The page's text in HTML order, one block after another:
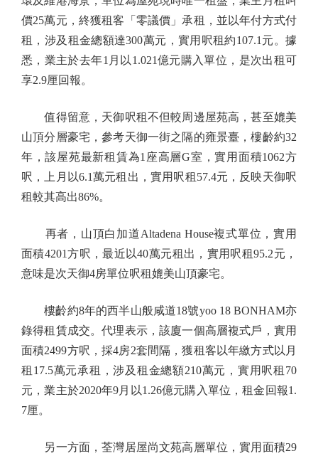
價25萬元，終獲租客「零議價」承租，並以年付方式付
租，涉及租金總額達300萬元，實用呎租約107.1元。據
悉，業主於去年1月以1.021億元購入單位，是次出租可
享2.9厘回報。
值得留意，天御呎租不但較周邊屋苑高，甚至媲美
山頂分層豪宅，參考天御一街之隔的雍景臺，樓齡約32
年，該屋苑最新租賃為1座高層G室，實用面積1062方
呎，上月以6.1萬元租出，實用呎租57.4元，反映天御呎
租較其高出86%。
再者，山頂白加道Altadena House複式單位，實用
面積4201方呎，最近以40萬元租出，實用呎租95.2元，
意味是次天御4房單位呎租媲美山頂豪宅。
樓齡約8年的西半山般咸道18號yoo 18 BONHAM亦
錄得租賃成交。代理表示，該廈一個高層複式戶，實用
面積2499方呎，採4房2套間隔，獲租客以年繳方式以月
租17.5萬元承租，涉及租金總額210萬元，實用呎租70
元，業主於2020年9月以1.26億元購入單位，租金回報1.
7厘。
另一方面，荃灣居屋尚文苑高層單位，實用面積29